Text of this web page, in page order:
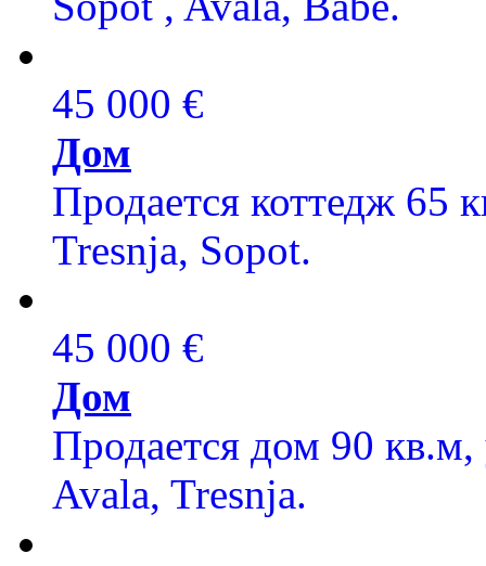
45 000 €
Дом
Продается коттедж 65
Tresnja, Sopot.
45 000 €
Дом
Продается дом 90 кв.м,
Avala, Tresnja.